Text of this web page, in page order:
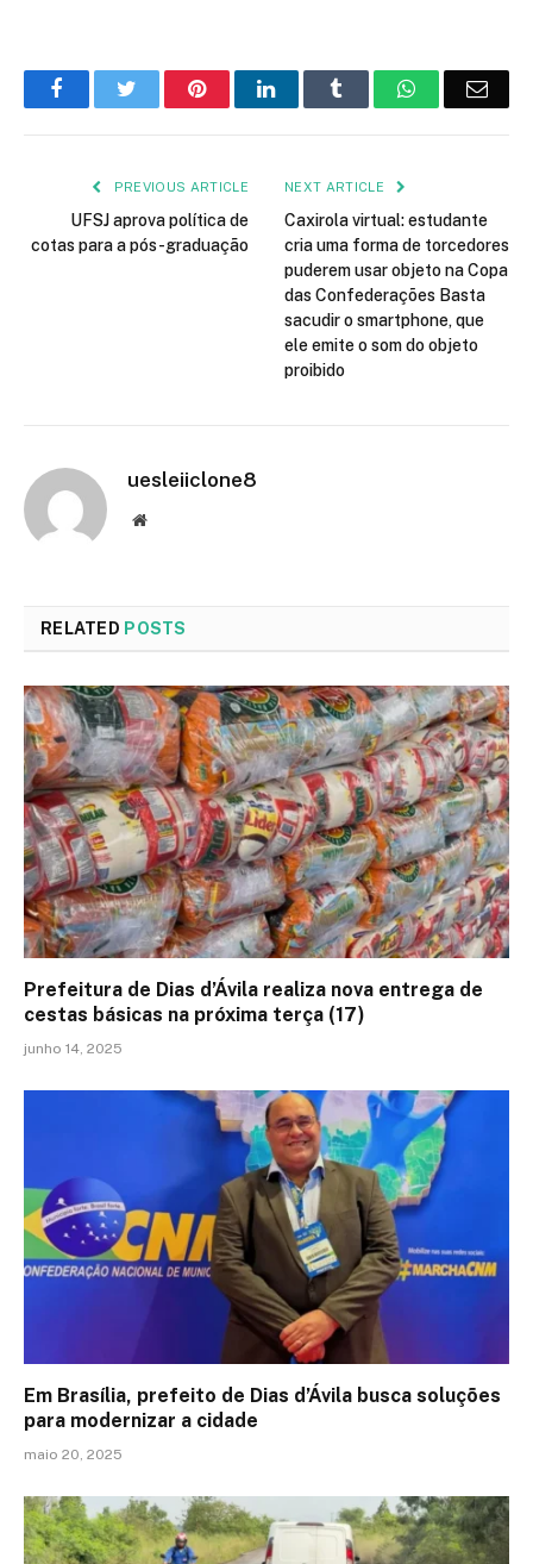
FacebookTwitter PinterestLinkedIn Tumblr WhatsApp
PREVIOUS ARTICLE
UFSJ aprova política de
cotas para a pós-graduação
NEXT ARTICLE
Caxirola virtual: estudante
cria uma forma de torcedores
puderem usar objeto na Copa
das Confederações Basta
sacudir o smartphone, que
ele emite o som do objeto
proibido
uesleiiclone8
Website
RELATED POSTS
Prefeitura de Dias d’Ávila realiza nova entrega de
cestas básicas na próxima terça (17)
junho 14, 2025
Em Brasília, prefeito de Dias d’Ávila busca soluções
para modernizar a cidade
maio 20, 2025